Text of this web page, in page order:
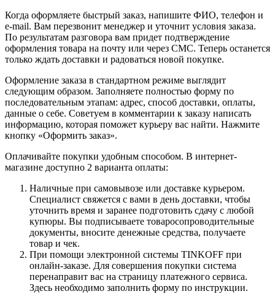
Когда оформляете быстрый заказ, напишите ФИО, телефон и
e-mail. Вам перезвонит менеджер и уточнит условия заказа.
По результатам разговора вам придет подтверждение
оформления товара на почту или через СМС. Теперь останется
только ждать доставки и радоваться новой покупке.
Оформление заказа в стандартном режиме выглядит
следующим образом. Заполняете полностью форму по
последовательным этапам: адрес, способ доставки, оплаты,
данные о себе. Советуем в комментарии к заказу написать
информацию, которая поможет курьеру вас найти. Нажмите
кнопку «Оформить заказ».
Оплачивайте покупки удобным способом. В интернет-
магазине доступно 2 варианта оплаты:
Наличные при самовывозе или доставке курьером.
Специалист свяжется с вами в день доставки, чтобы
уточнить время и заранее подготовить сдачу с любой
купюры. Вы подписываете товаросопроводительные
документы, вносите денежные средства, получаете
товар и чек.
При помощи электронной системы TINKOFF при
онлайн-заказе. Для совершения покупки система
перенаправит вас на страницу платежного сервиса.
Здесь необходимо заполнить форму по инструкции.